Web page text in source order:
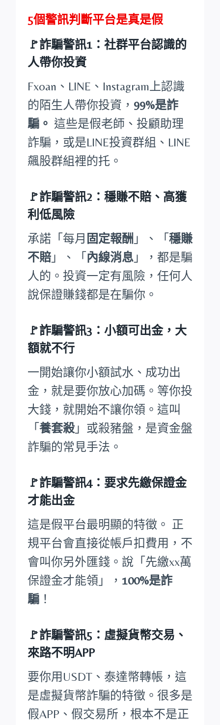
5個警訊判斷平台是真是假
🚩詐騙警訊1：社群平台認識的
人帶你投資
Fxoan、LINE、Instagram上認識
的陌生人帶你投資， 99%是詐
騙。 這些是假老師、投顧助理
詐騙，或是LINE投資群組、LINE
飆股群組裡的托。
🚩詐騙警訊2：穩賺不賠、高獲
利低風險
承諾「每月 固定報酬 」、「 穩賺
不賠 」、「 內線消息 」，都是騙
人的。投資一定有風險，任何人
說保證賺錢都是在騙你。
🚩詐騙警訊3：小額可出金，大
額就不行
一開始讓你小額試水、成功出
金，就是要你放心加碼。等你投
大錢，就開始不讓你領。這叫
「 養套殺」或殺豬盤，是資金盤
詐騙的常見手法。
🚩詐騙警訊4：要求先繳保證金
才能出金
這是假平台最明顯的特徵。 正
規平台會直接從帳戶扣費用，不
會叫你另外匯錢。說「先繳xx萬
保證金才能領」， 100%是詐
騙 ！
🚩詐騙警訊5：虛擬貨幣交易、
來路不明APP
要你用USDT、泰達幣轉帳，這
是虛擬貨幣詐騙的特徵。很多是
假APP、假交易所，根本不是正